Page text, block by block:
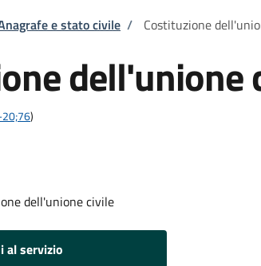
pane
e stato civile / Costituzione
dell'unione
)
dell'unione civile
al servizio